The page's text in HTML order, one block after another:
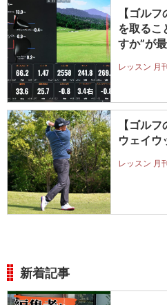
【ゴル
を取るこ
すか”が
レッスン 月
【ゴル
ウェイウ
レッスン 月
新着記事